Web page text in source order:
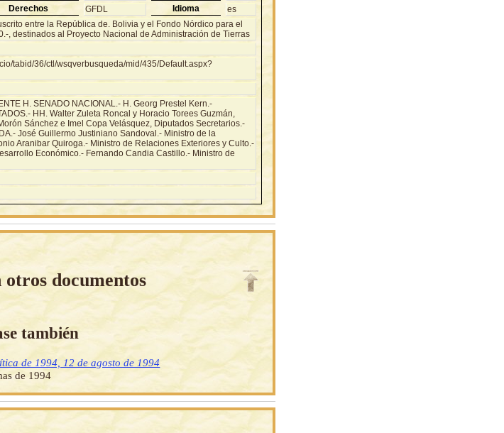
Derechos GFDL Idioma
es
entre la República de. Bolivia y el Fondo Nórdico para el
, destinados al Proyecto Nacional de Administración de Tierras
tabid/36/ctl/wsqverbusqueda/mid/435/Default.aspx?
H. SENADO NACIONAL.- H. Georg Prestel Kern.-
HH. Walter Zuleta Roncal y Horacio Torees Guzmán,
Sánchez e Imel Copa Velásquez, Diputados Secretarios.-
José Guillermo Justiniano Sandoval.- Ministro de la
Aranibar Quiroga.- Ministro de Relaciones Exteriores y Culto.-
Económico.- Fernando Candia Castillo.- Ministro de
otros documentos
también
de 1994, 12 de agosto de 1994
de 1994